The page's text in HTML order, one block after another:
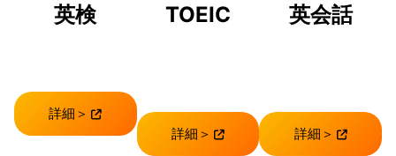
英検
詳細＞
TOEIC
詳細＞
英会話
詳細＞